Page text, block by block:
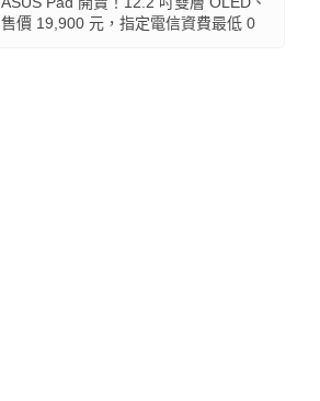
售價 19,900 元，指定電信資費最低 0